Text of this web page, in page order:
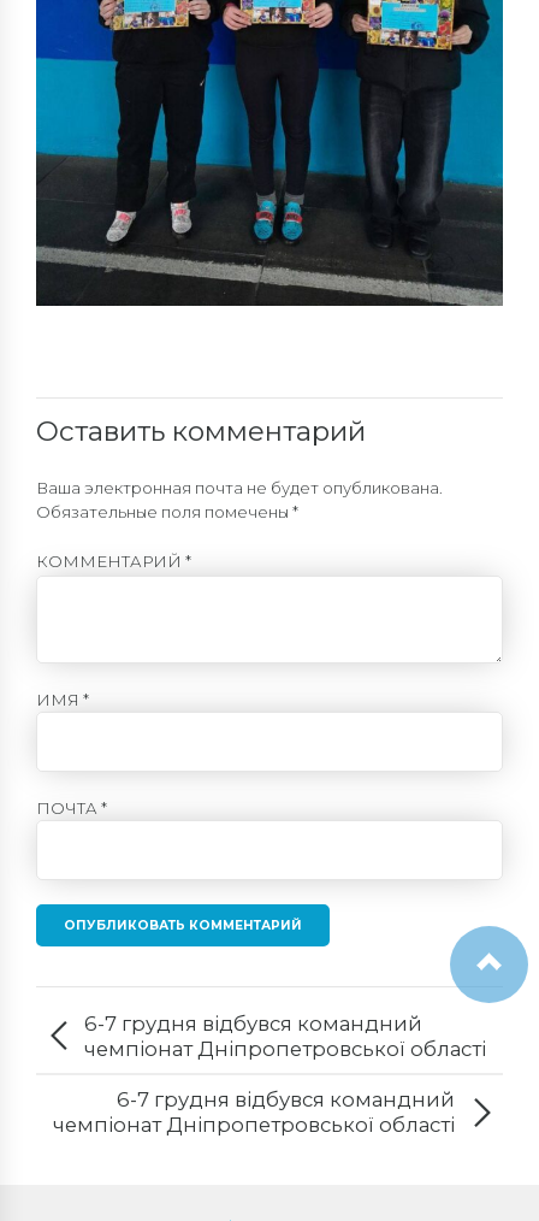
Оставить комментарий
Ваша электронная почта не будет опубликована.
Обязательные поля помечены *
КОММЕНТАРИЙ *
ИМЯ *
ПОЧТА *
ОПУБЛИКОВАТЬ КОММЕНТАРИЙ
6-7 грудня відбувся командний
чемпіонат Дніпропетровської області
6-7 грудня відбувся командний
чемпіонат Дніпропетровської області